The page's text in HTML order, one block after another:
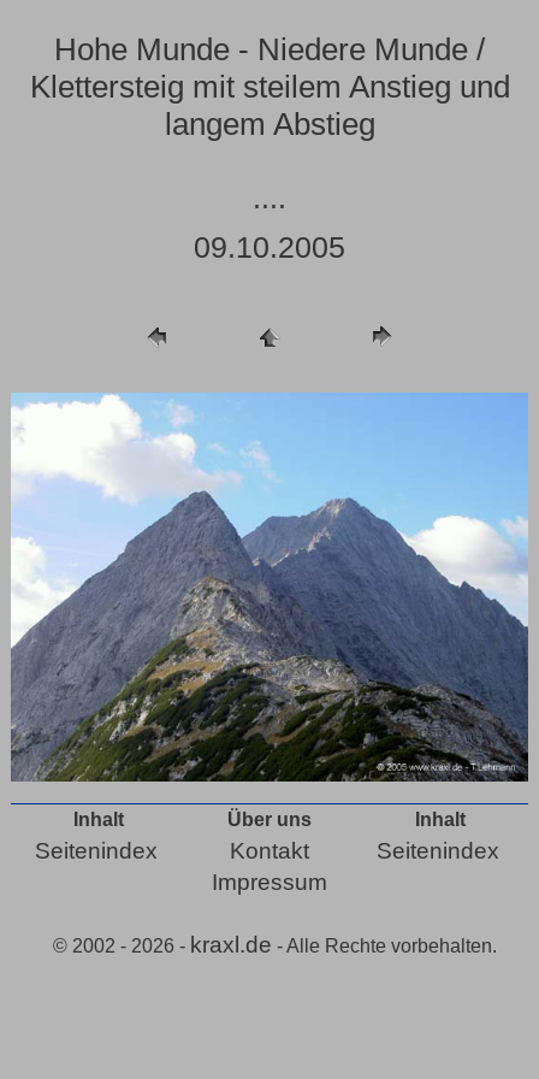
Hohe Munde - Niedere Munde /
Klettersteig mit steilem Anstieg und
langem Abstieg
....
09.10.2005
Inhalt
Seitenindex
Über uns
Kontakt
Impressum
Inhalt
Seitenindex
© 2002 - 2026 - kraxl.de - Alle Rechte vorbehalten.